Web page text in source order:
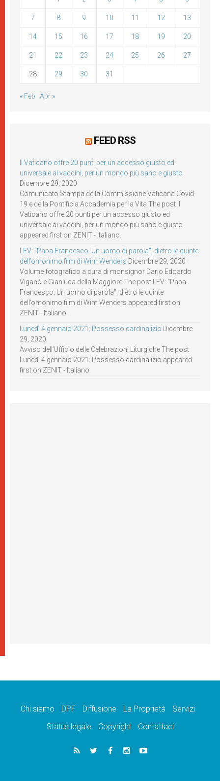
7 8 9 10 11 12 13
14 15 16 17 18 19 20
21 22 23 24 25 26 27
28 29 30 31
« Feb Apr »
FEED RSS
Il Vaticano offre 20 punti per un accesso giusto ed
universale ai vaccini, per un mondo più sano e giusto
Dicembre 29, 2020
Comunicato Stampa della Commissione Vaticana Covid-
19 e della Pontificia Accademia per la Vita The post Il
Vaticano offre 20 punti per un accesso giusto ed
universale ai vaccini, per un mondo più sano e giusto
appeared first on ZENIT - Italiano.
LEV: “Papa Francesco. Un uomo di parola”, dietro le quinte
dell’omonimo film di Wim Wenders Dicembre 29, 2020
Volume fotografico a cura di monsignor Dario Edoardo
Viganò e Gianluca della Maggiore The post LEV: “Papa
Francesco. Un uomo di parola”, dietro le quinte
dell’omonimo film di Wim Wenders appeared first on
ZENIT - Italiano.
Lunedì 4 gennaio 2021: Possesso cardinalizio Dicembre
29, 2020
Avviso dell’Ufficio delle Celebrazioni Liturgiche The post
Lunedì 4 gennaio 2021: Possesso cardinalizio appeared
first on ZENIT - Italiano.
Chi siamo DPF Diffusione La Proprietà
Servizi
Status legale
Copyright Contattaci